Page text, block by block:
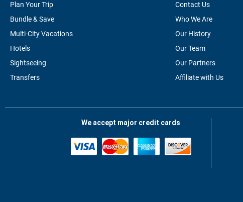
Plan Your Trip
Bundle & Save
Multi-City Vacations
Hotels
Sightseeing
Transfers
Contact Us
Who We Are
Our History
Our Team
Our Partners
Affiliate with Us
We accept major credit cards